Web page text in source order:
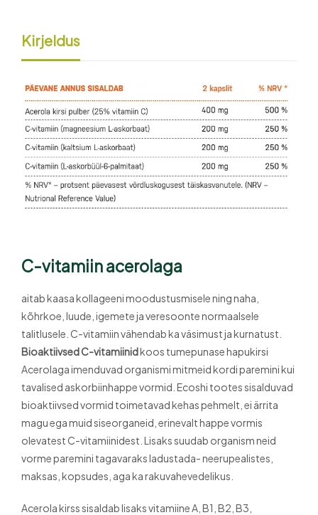
Kirjeldus
C-vitamiin acerolaga
aitab kaasa kollageeni moodustusmisele ning naha,
kõhrkoe, luude, igemete ja veresoonte normaalsele
talitlusele. C-vitamiin vähendab ka väsimust ja kurnatust.
Bioaktiivsed C-vitamiinidkoos tumepunase hapukirsi
Acerolaga imenduvad organismi mitmeid kordi paremini kui
tavalised askorbiinhappe vormid. Ecoshi tootes sisalduvad
bioaktiivsed vormid toimetavad kehas pehmelt, ei ärrita
magu ega muid siseorganeid, erinevalt happe vormis
olevatest C-vitamiinidest. Lisaks suudab organism neid
vorme paremini tagavaraks ladustada- neerupealistes,
maksas, kopsudes, aga ka rakuvahevedelikus.
Acerola kirss sisaldab lisaks vitamiine A, B1, B2, B3,